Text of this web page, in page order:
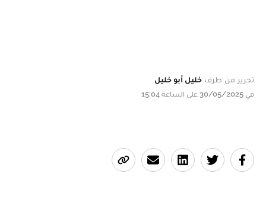
تحرير من طرف خليل أبو خليل
في 30/05/2025 على الساعة 15:04